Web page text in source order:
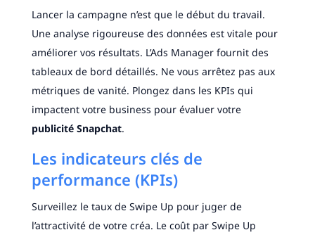
Lancer la campagne n’est que le début du travail.
Une analyse rigoureuse des données est vitale pour
améliorer vos résultats. L’Ads Manager fournit des
tableaux de bord détaillés. Ne vous arrêtez pas aux
métriques de vanité. Plongez dans les KPIs qui
impactent votre business pour évaluer votre
publicité Snapchat.
Les indicateurs clés de
performance (KPIs)
Surveillez le taux de Swipe Up pour juger de
l’attractivité de votre créa. Le coût par Swipe Up